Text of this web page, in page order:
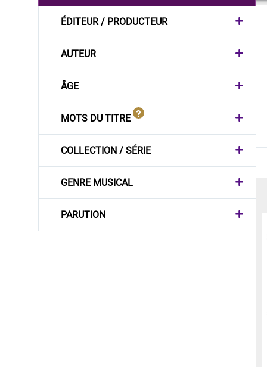
ÉDITEUR / PRODUCTEUR
AUTEUR
ÂGE
MOTS DU TITRE
COLLECTION / SÉRIE
GENRE MUSICAL
PARUTION